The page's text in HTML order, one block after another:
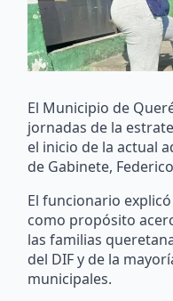
El Municipio de
jornadas de la
el inicio de la actual
de Gabinete,
El funcionario
como propósito
las familias
del DIF y de la
municipales.